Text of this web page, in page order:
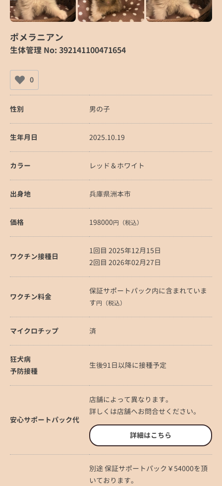
ポメラニアン
生体管理 No: 392141100471654
0
性別 男の子
生年月日 2025.10.19
カラー レッド＆ホワイト
出身地 兵庫県洲本市
価格 198000円（税込）
ワクチン接種日
1回目 2025年12月15日
2回目 2026年02月27日
ワクチン料金
保証サポートパック内に含まれていま
す円（税込）
マイクロチップ 済
狂犬病
予防接種
生後91日以降に接種予定
安心サポートパック代
店舗によって異なります。
詳しくは店舗へお問合せください。
詳細はこちら
別途 保証サポートパック￥54000を頂
いております。